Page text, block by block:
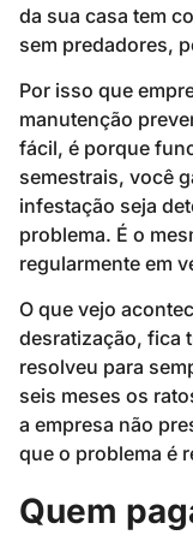
da sua casa tem
sem predadores,
Por isso que
manutenção
fácil, é porque
semestrais, você
infestação seja
problema. É o
regularmente em
O que vejo
desratização, fica
resolveu para
seis meses os
a empresa não
que o problema é
Quem